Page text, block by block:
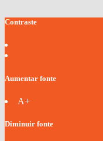
Contraste
Aumentar fonte
A+
Diminuir fonte